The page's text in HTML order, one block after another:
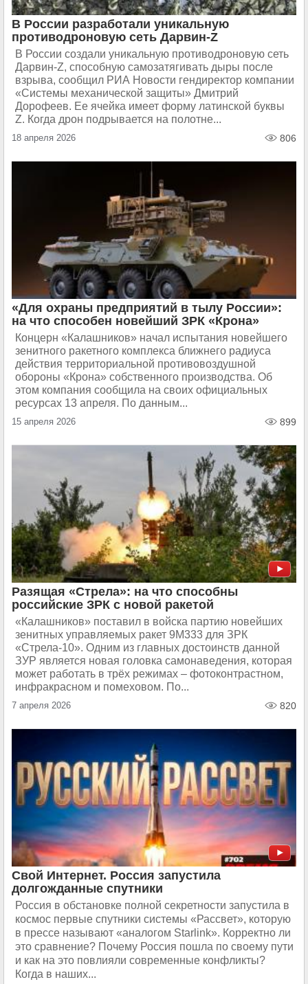
В России разработали уникальную
противодроновую сеть Дарвин-Z
В России создали уникальную противодроновую сеть
Дарвин-Z, способную самозатягивать дыры после
взрыва, сообщил РИА Новости гендиректор компании
«Системы механической защиты» Дмитрий
Дорофеев. Ее ячейка имеет форму латинской буквы
Z. Когда дрон подрывается на полотне...
18 апреля 2026 806
«Для охраны предприятий в тылу России»:
на что способен новейший ЗРК «Крона»
Концерн «Калашников» начал испытания новейшего
зенитного ракетного комплекса ближнего радиуса
действия территориальной противовоздушной
обороны «Крона» собственного производства. Об
этом компания сообщила на своих официальных
ресурсах 13 апреля. По данным...
15 апреля 2026 899
Разящая «Стрела»: на что способны
российские ЗРК с новой ракетой
«Калашников» поставил в войска партию новейших
зенитных управляемых ракет 9М333 для ЗРК
«Стрела-10». Одним из главных достоинств данной
ЗУР является новая головка самонаведения, которая
может работать в трёх режимах – фотоконтрастном,
инфракрасном и помеховом. По...
7 апреля 2026 820
Свой Интернет. Россия запустила
долгожданные спутники
Россия в обстановке полной секретности запустила в
космос первые спутники системы «Рассвет», которую
в прессе называют «аналогом Starlink». Корректно ли
это сравнение? Почему Россия пошла по своему пути
и как на это повлияли современные конфликты?
Когда в наших...